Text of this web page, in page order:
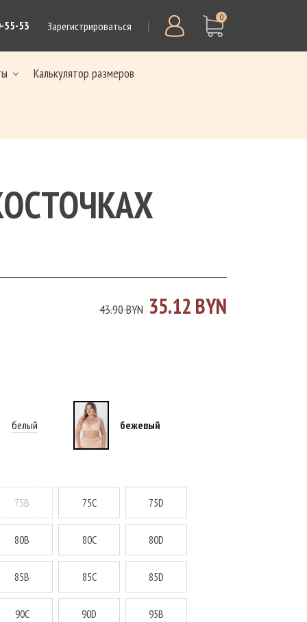
55-53 Зарегистрироваться
0
Калькулятор размеров
43.90 BYN 35.12 BYN
белый бежевый
75B 75C 75D
80B 80C 80D
85B 85C 85D
90C 90D 95B